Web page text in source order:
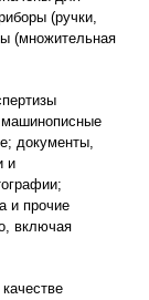
(ручки,
(множительная
машинописные
документы,
и
и прочие
включая